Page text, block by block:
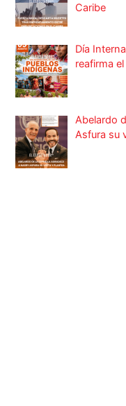
Caribe
Día
reafirma
Abelardo
Asfura su